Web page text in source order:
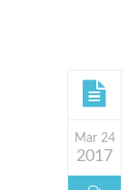
Mar 24
2017